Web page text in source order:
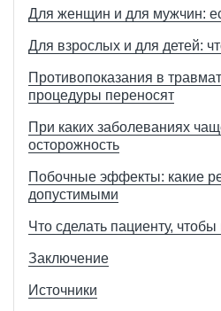
Для женщин и для мужчин:
Для взрослых и для детей:
Противопоказания в
процедуры переносят
При каких заболеваниях
осторожность
Побочные эффекты: какие
допустимыми
Что сделать пациенту,
Заключение
Источники